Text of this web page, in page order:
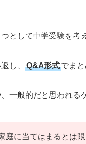
として中学受験を考
し、 Q&A形式でまと
一般的だと思われる
庭に当てはまるとは